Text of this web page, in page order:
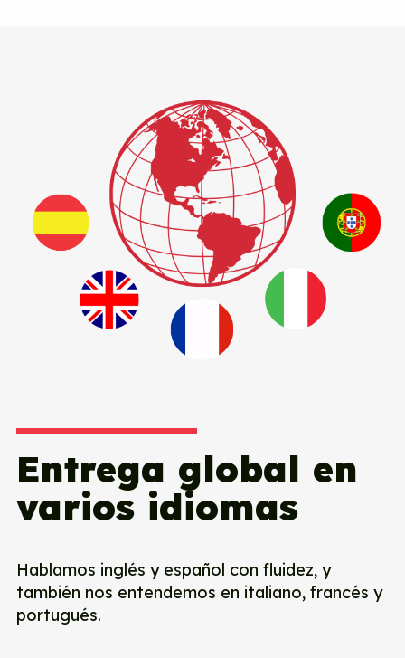
Entrega global en
varios idiomas
Hablamos inglés y español con fluidez, y
también nos entendemos en italiano, francés y
portugués.